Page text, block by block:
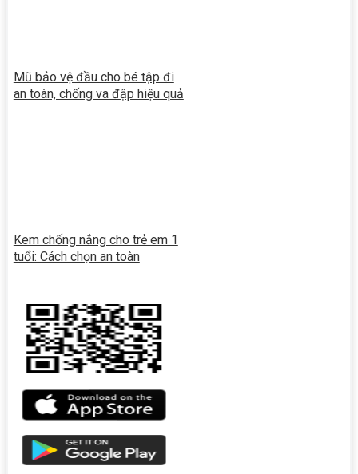
Mũ bảo vệ đầu cho bé tập đi
an toàn, chống va đập hiệu quả
Kem chống nắng cho trẻ em 1
tuổi: Cách chọn an toàn